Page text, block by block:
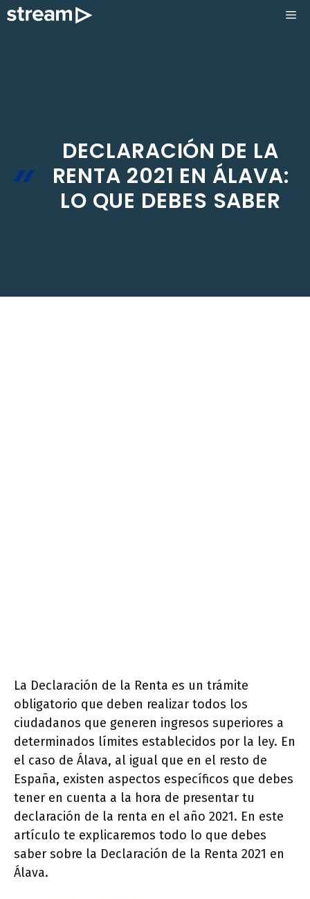
Saltar
DECLARACIÓN DE LA
RENTA 2021 EN ÁLAVA:
LO QUE DEBES SABER
La Declaración de la Renta es un trámite
obligatorio que deben realizar todos los
ciudadanos que generen ingresos superiores a
determinados límites establecidos por la ley. En
el caso de Álava, al igual que en el resto de
España, existen aspectos específicos que debes
tener en cuenta a la hora de presentar tu
declaración de la renta en el año 2021. En este
artículo te explicaremos todo lo que debes
saber sobre la Declaración de la Renta 2021 en
Álava.